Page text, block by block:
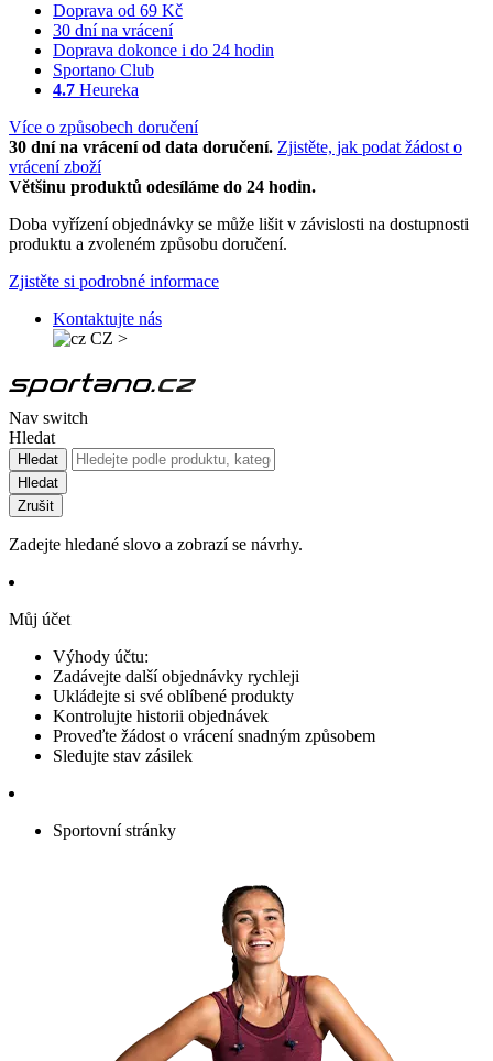
Doprava od 69 Kč
30 dní na vrácení
Doprava dokonce i do 24 hodin
Sportano Club
4.7 Heureka
Více o způsobech doručení
30 dní na vrácení od data doručení. Zjistěte, jak podat žádost o
vrácení zboží
Většinu produktů odesíláme do 24 hodin.
Doba vyřízení objednávky se může lišit v závislosti na dostupnosti
produktu a zvoleném způsobu doručení.
Zjistěte si podrobné informace
Kontaktujte nás
CZ >
Nav switch
Hledat
Hledat
Hledat
Zrušit
Zadejte hledané slovo a zobrazí se návrhy.
Můj účet
Výhody účtu:
Zadávejte další objednávky rychleji
Ukládejte si své oblíbené produkty
Kontrolujte historii objednávek
Proveďte žádost o vrácení snadným způsobem
Sledujte stav zásilek
Sportovní stránky